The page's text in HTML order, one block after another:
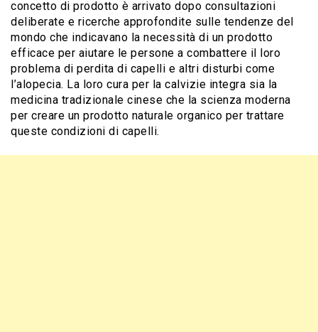
concetto di prodotto è arrivato dopo consultazioni
deliberate e ricerche approfondite sulle tendenze del
mondo che indicavano la necessità di un prodotto
efficace per aiutare le persone a combattere il loro
problema di perdita di capelli e altri disturbi come
l’alopecia. La loro cura per la calvizie integra sia la
medicina tradizionale cinese che la scienza moderna
per creare un prodotto naturale organico per trattare
queste condizioni di capelli.